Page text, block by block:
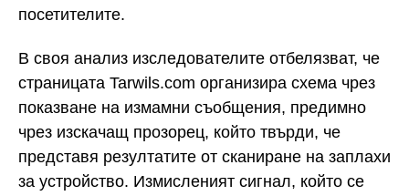
посетителите.
В своя анализ изследователите отбелязват, че
страницата Tarwils.com организира схема чрез
показване на измамни съобщения, предимно
чрез изскачащ прозорец, който твърди, че
представя резултатите от сканиране на заплахи
за устройство. Измисленият сигнал, който се